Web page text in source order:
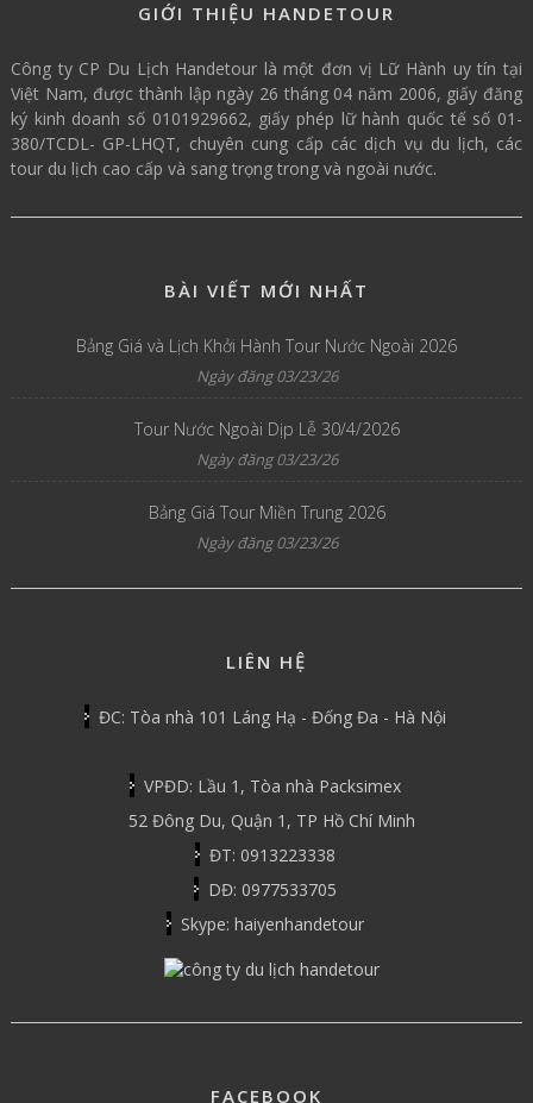
GIỚI THIỆU HANDETOUR
Công ty CP Du Lịch Handetour là một đơn vị Lữ Hành uy tín tại
Việt Nam, được thành lập ngày 26 tháng 04 năm 2006, giấy đăng
ký kinh doanh số 0101929662, giấy phép lữ hành quốc tế số 01-
380/TCDL- GP-LHQT, chuyên cung cấp các dịch vụ du lịch, các
tour du lịch cao cấp và sang trọng trong và ngoài nước.
BÀI VIẾT MỚI NHẤT
Bảng Giá và Lịch Khởi Hành Tour Nước Ngoài 2026
Ngày đăng 03/23/26
Tour Nước Ngoài Dịp Lễ 30/4/2026
Ngày đăng 03/23/26
Bảng Giá Tour Miền Trung 2026
Ngày đăng 03/23/26
LIÊN HỆ
ĐC: Tòa nhà 101 Láng Hạ - Đống Đa - Hà Nội
VPĐD: Lầu 1, Tòa nhà Packsimex
52 Đông Du, Quận 1, TP Hồ Chí Minh
ĐT: 0913223338
DĐ: 0977533705
Skype: haiyenhandetour
FACEBOOK